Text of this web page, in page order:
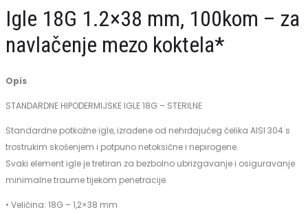
umivaonikom
i
mješalicom
bez
pudera
100kom
veličina
Igle 18G 1.2×38 mm, 100kom – za
navlačenje mezo koktela*
Opis
STANDARDNE HIPODERMIJSKE IGLE 18G – STERILNE
Standardne potkožne igle, izrađene od nehrđajućeg čelika AISI 304 s
trostrukim skošenjem i potpuno netoksične i nepirogene.
Svaki element igle je tretiran za bezbolno ubrizgavanje i osiguravanje
minimalne traume tijekom penetracije.
• Veličina: 18G – 1,2×38 mm